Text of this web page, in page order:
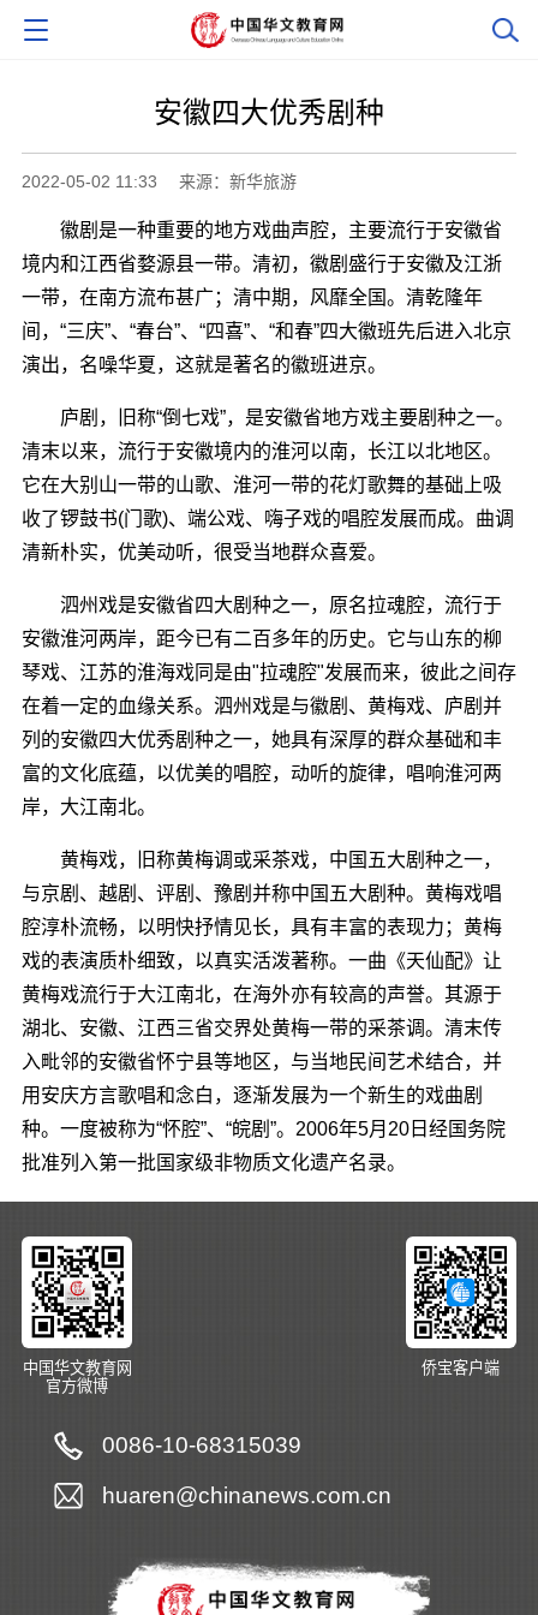
安徽四大优秀剧种
2022-05-02 11:33 来源：新华旅游
徽剧是一种重要的地方戏曲声腔，主要流行于安徽省
境内和江西省婺源县一带。清初，徽剧盛行于安徽及江浙
一带，在南方流布甚广；清中期，风靡全国。清乾隆年
间，“三庆”、“春台”、“四喜”、“和春”四大徽班先后进入北京
演出，名噪华夏，这就是著名的徽班进京。
庐剧，旧称“倒七戏”，是安徽省地方戏主要剧种之一。
清末以来，流行于安徽境内的淮河以南，长江以北地区。
它在大别山一带的山歌、淮河一带的花灯歌舞的基础上吸
收了锣鼓书(门歌)、端公戏、嗨子戏的唱腔发展而成。曲调
清新朴实，优美动听，很受当地群众喜爱。
泗州戏是安徽省四大剧种之一，原名拉魂腔，流行于
安徽淮河两岸，距今已有二百多年的历史。它与山东的柳
琴戏、江苏的淮海戏同是由"拉魂腔"发展而来，彼此之间存
在着一定的血缘关系。泗州戏是与徽剧、黄梅戏、庐剧并
列的安徽四大优秀剧种之一，她具有深厚的群众基础和丰
富的文化底蕴，以优美的唱腔，动听的旋律，唱响淮河两
岸，大江南北。
黄梅戏，旧称黄梅调或采茶戏，中国五大剧种之一，
与京剧、越剧、评剧、豫剧并称中国五大剧种。黄梅戏唱
腔淳朴流畅，以明快抒情见长，具有丰富的表现力；黄梅
戏的表演质朴细致，以真实活泼著称。一曲《天仙配》让
黄梅戏流行于大江南北，在海外亦有较高的声誉。其源于
湖北、安徽、江西三省交界处黄梅一带的采茶调。清末传
入毗邻的安徽省怀宁县等地区，与当地民间艺术结合，并
用安庆方言歌唱和念白，逐渐发展为一个新生的戏曲剧
种。一度被称为“怀腔”、“皖剧”。2006年5月20日经国务院
批准列入第一批国家级非物质文化遗产名录。
中国华文教育网
官方微博
侨宝客户端
0086-10-68315039
huaren@chinanews.com.cn